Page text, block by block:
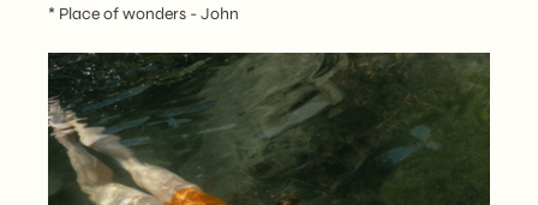
* Place of wonders - John